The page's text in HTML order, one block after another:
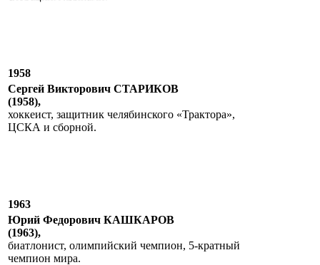
1958
Сергей Викторович СТАРИКОВ
(1958),
хоккеист, защитник челябинского «Трактора»,
ЦСКА и сборной.
1963
Юрий Федорович КАШКАРОВ
(1963),
биатлонист, олимпийский чемпион, 5-кратный
чемпион мира.